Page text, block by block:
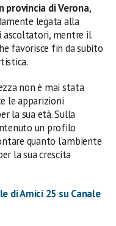
provincia di Verona,
legata alla
ascoltatori, mentre il
favorisce fin da subito
non è mai stata
le apparizioni
la sua età. Sulla
un profilo
quanto l’ambiente
la sua crescita
di Amici 25 su Canale